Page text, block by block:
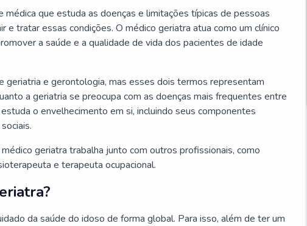
médica que estuda as doenças e limitações típicas de pessoas
e tratar essas condições. O médico geriatra atua como um clínico
a saúde e a qualidade de vida dos pacientes de idade
geriatria e gerontologia, mas esses dois termos representam
a geriatria se preocupa com as doenças mais frequentes entre
o envelhecimento em si, incluindo seus componentes
geriatra trabalha junto com outros profissionais, como
e terapeuta ocupacional.
da saúde do idoso de forma global. Para isso, além de ter um